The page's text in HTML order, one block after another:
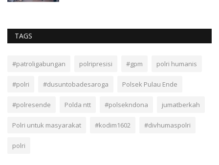
TAGS
#patroligabungan polripresisi #gpm polri humanis
#polri #dusuntobadesaroga Polsek Pulau Ende
#polresende Polda ntt #polsekndona jumatberkah
Polri untuk masyarakat #kodim1602 #divhumaspolri
polri